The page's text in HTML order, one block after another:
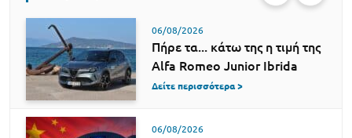
06/08/2026
Πήρε τα... κάτω της η τιμή της
Alfa Romeo Junior Ibrida
Δείτε περισσότερα >
06/08/2026